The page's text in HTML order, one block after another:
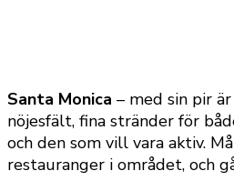
Santa Monica – med sin pir
nöjesfält, fina stränder för
och den som vill vara aktiv.
restauranger i området, och